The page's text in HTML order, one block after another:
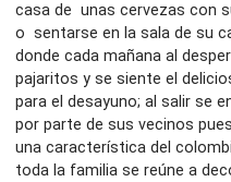
casa de unas cervezas con
o sentarse en la sala de su
donde cada mañana al
pajaritos y se siente el
para el desayuno; al salir se
por parte de sus vecinos
una característica del
toda la familia se reúne a